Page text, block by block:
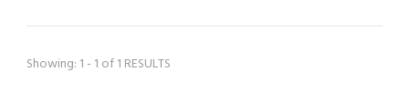
Showing: 1 - 1 of 1 RESULTS